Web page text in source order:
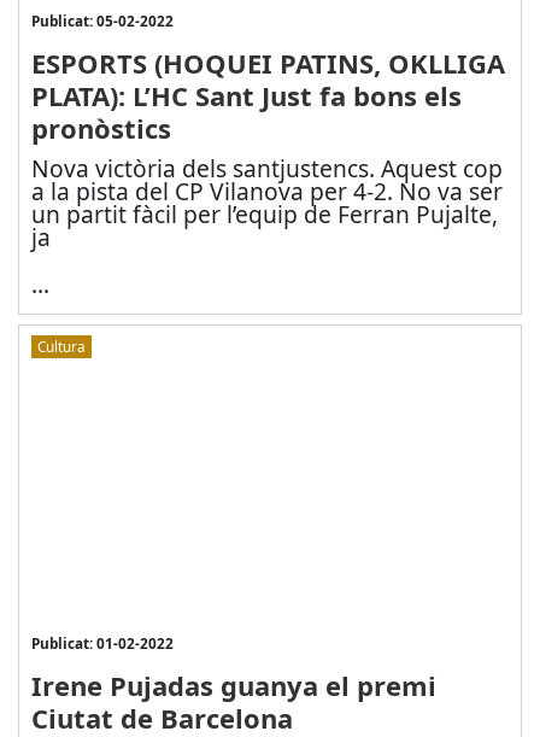
Publicat: 05-02-2022
ESPORTS (HOQUEI PATINS, OKLLIGA
PLATA): L’HC Sant Just fa bons els
pronòstics
Nova victòria dels santjustencs. Aquest cop
a la pista del CP Vilanova per 4-2. No va ser
un partit fàcil per l’equip de Ferran Pujalte,
ja
...
Cultura
Publicat: 01-02-2022
Irene Pujadas guanya el premi
Ciutat de Barcelona